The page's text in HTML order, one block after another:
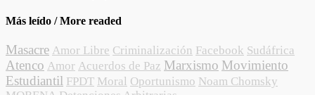
Más leído / More readed
Masacre Amor Libre Criminalización Facebook Sudáfrica
Atenco Amor Acuerdos de Paz Marxismo Movimiento
Estudiantil FPDT Moral Oportunismo Noam Chomsky